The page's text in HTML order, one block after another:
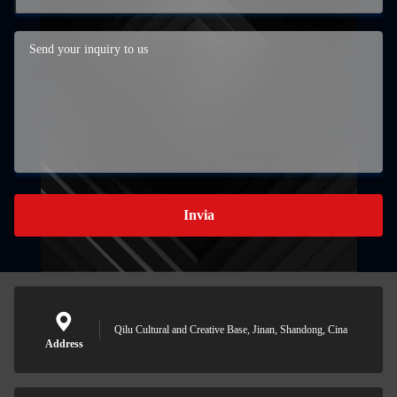
Invia
Address
Qilu Cultural and Creative Base, Jinan, Shandong, Cina